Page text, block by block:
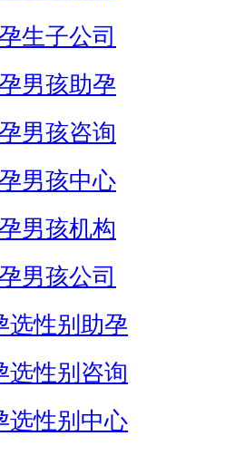
生子公司
男孩助孕
男孩咨询
男孩中心
男孩机构
男孩公司
选性别助孕
选性别咨询
选性别中心